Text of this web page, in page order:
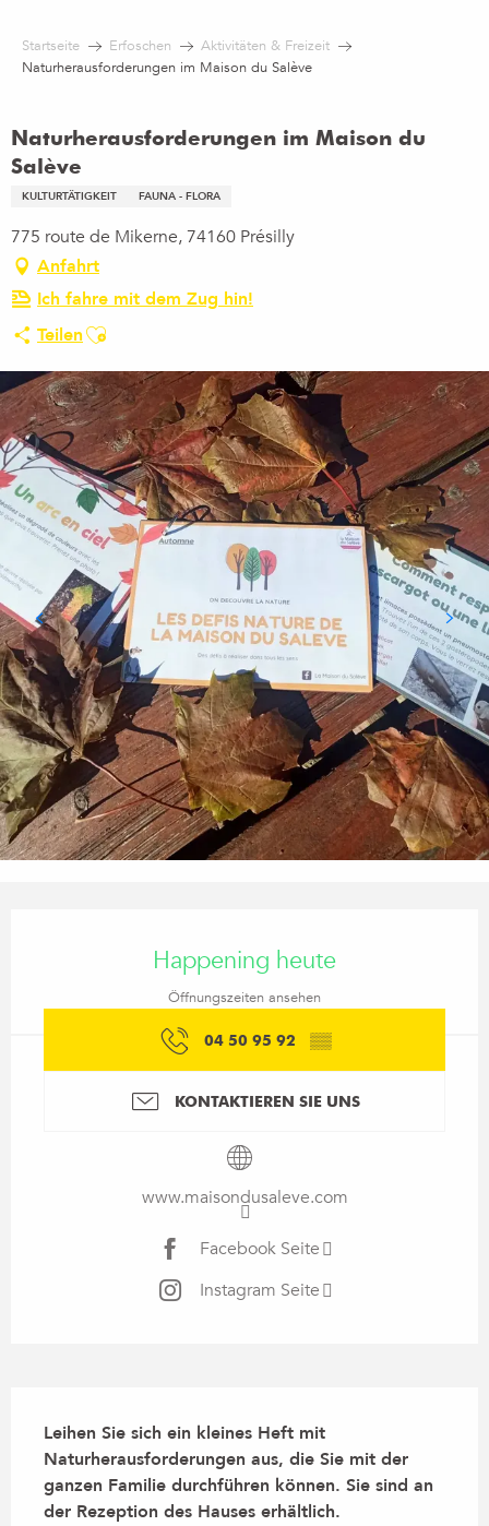
contenu
Startseite Erfoschen
Aktivitäten & Freizeit
Naturherausforderungen im Maison du Salève
Naturherausforderungen im Maison du
Salève
KULTURTÄTIGKEIT FAUNA - FLORA
775 route de Mikerne, 74160 Présilly
Anfahrt
Ich fahre mit dem Zug hin!
TeilenAjouter aux favoris
Happening heute
Öffnungszeiten ansehen
04 50 95 92 ▒▒
KONTAKTIEREN SIE UNS
www.maisondusaleve.com
Facebook Seite
Instagram Seite
Leihen Sie sich ein kleines Heft mit
Naturherausforderungen aus, die Sie mit der
ganzen Familie durchführen können. Sie sind an
der Rezeption des Hauses erhältlich.